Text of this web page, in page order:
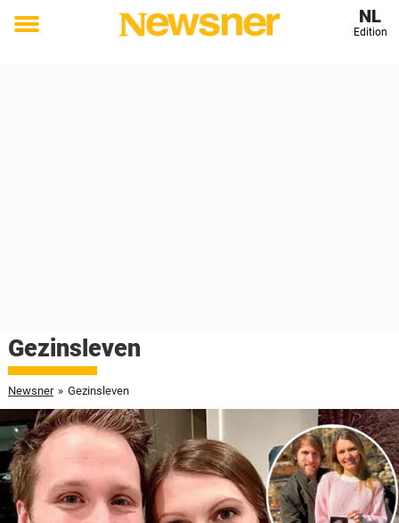
Toggle
NL
Edition
Gezinsleven
Newsner » Gezinsleven